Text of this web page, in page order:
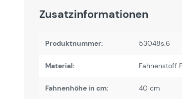
Zusatzinformationen
Produktnummer: 53048s.6
Material: Fahnenstoff
Fahnenhöhe in cm: 40 cm